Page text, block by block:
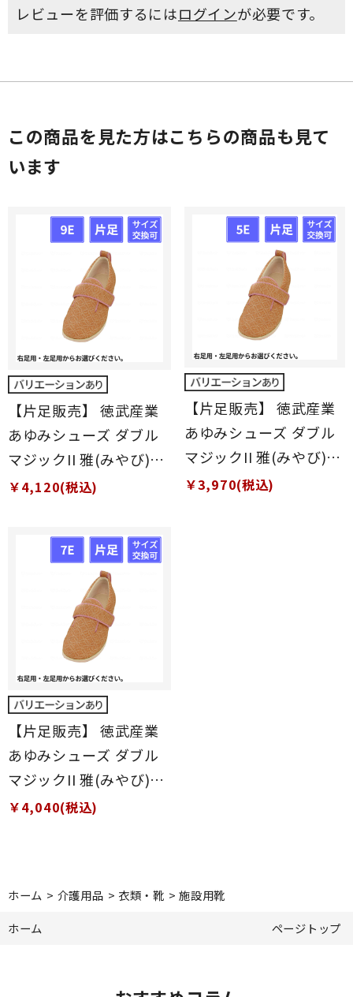
レビューを評価するにはログインが必要です。
この商品を見た方はこちらの商品も見て
います
【片足販売】 徳武産業
あゆみシューズ ダブル
マジックII 雅(みやび)
9E 片足 ピンク S(21～
￥4,120(税込)
【片足販売】 徳武産業
あゆみシューズ ダブル
マジックII 雅(みやび)
5E 片足 ピンク S(21～
￥3,970(税込)
【片足販売】 徳武産業
あゆみシューズ ダブル
マジックII 雅(みやび)
7E 片足 ピンク S(21～
￥4,040(税込)
ホーム > 介護用品 > 衣類・靴 >施設用靴
ホーム
ページトップ